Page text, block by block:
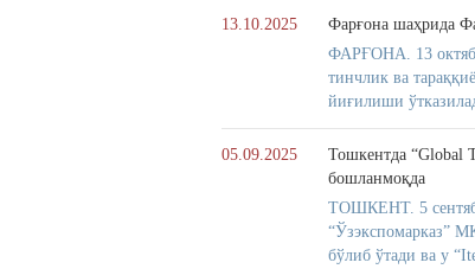
13.10.2025
Фарғона шаҳрида
ФАРҒОНА. 13
тинчлик ва
йиғилиши
05.09.2025
Тошкентда “Global
бошланмоқда
ТОШКЕНТ. 5
“Ўзэкспомарказ”
бўлиб ўтади ва у